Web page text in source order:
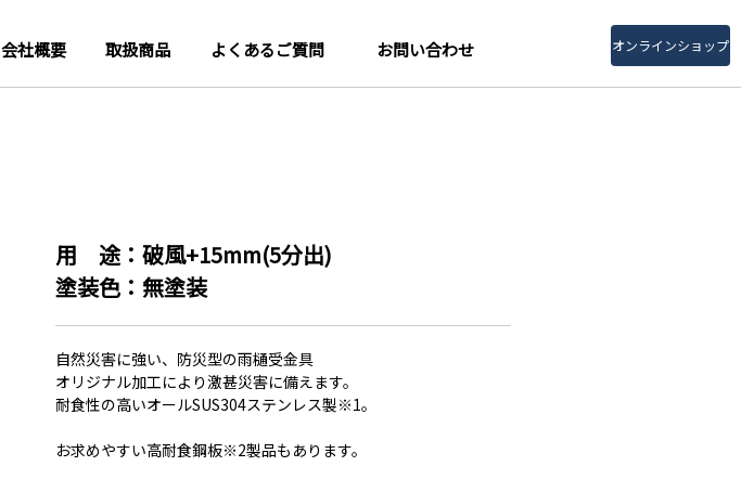
会社概要 取扱商品 よくあるご質問 お問い合わせ オンラインショップ
用 途：破風+15mm(5分出)
塗装色：無塗装
自然災害に強い、防災型の雨樋受金具
オリジナル加工により激甚災害に備えます。
耐食性の高いオールSUS304ステンレス製※1。
お求めやすい高耐食鋼板※2製品もあります。